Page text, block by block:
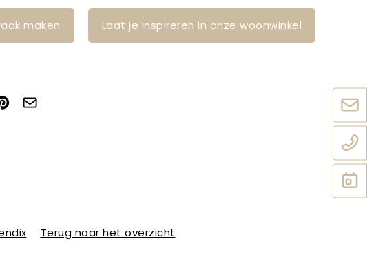
maken Laat je inspireren in onze woonwinkel
Terug naar het overzicht